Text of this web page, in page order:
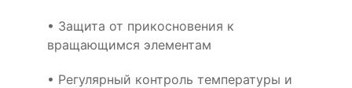
• Защита от прикосновения к
вращающимся элементам
• Регулярный контроль температуры и